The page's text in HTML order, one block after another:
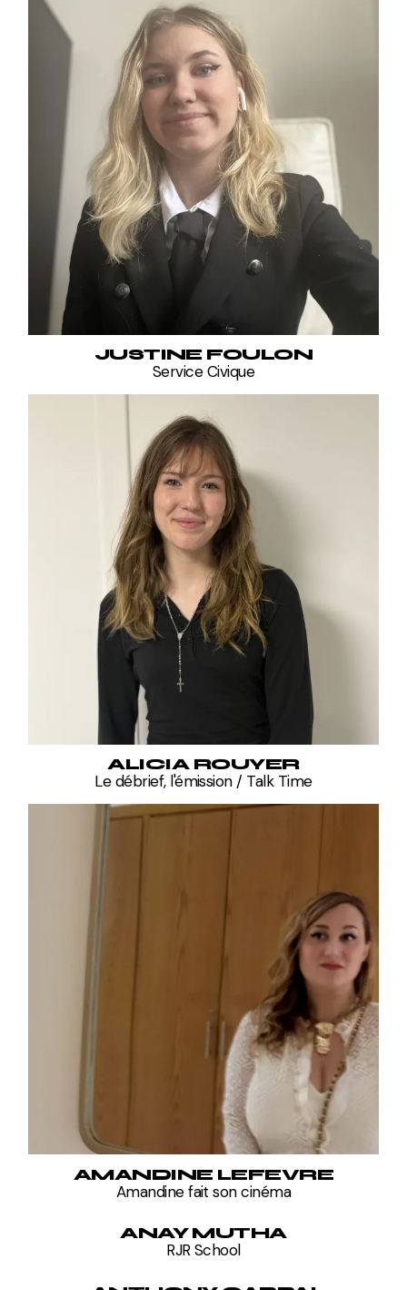
JUSTINE FOULON
Service Civique
ALICIA ROUYER
Le débrief, l'émission / Talk Time
AMANDINE LEFEVRE
Amandine fait son cinéma
ANAY MUTHA
RJR School